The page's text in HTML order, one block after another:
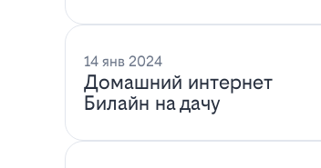
14 янв 2024
Домашний интернет
Билайн на дачу